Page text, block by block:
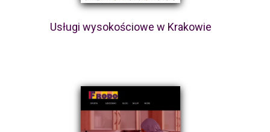
Usługi wysokościowe w Krakowie